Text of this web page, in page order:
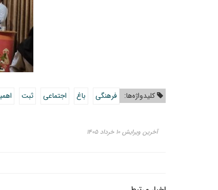
کلیدواژه‌ها: فرهنگی باغ اجتماعی ثبت
آخرین ویرایش ۱۰ خرداد ۱۴۰۵